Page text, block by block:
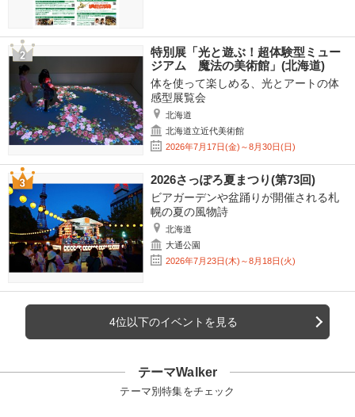
特別展「光と遊ぶ！超体験型ミュー
ジアム 魔法の美術館」(北海道)
体を使って楽しめる、光とアートの体
感型展覧会
北海道
北海道立近代美術館
2026年7月17日(金)～8月30日(日)
2026さっぽろ夏まつり(第73回)
ビアガーデンや盆踊りが開催される札
幌の夏の風物詩
北海道
大通公園
2026年7月23日(木)～8月18日(火)
4位以下のイベントを見る
テーマWalker
テーマ別特集をチェック